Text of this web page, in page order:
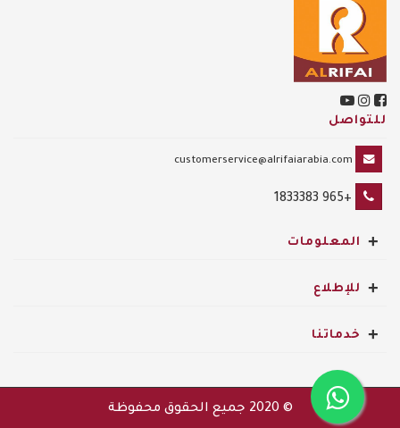
للتواصل
customerservice@alrifaiarabia.com
+965 1833383
المعلومات +
للإطلاع +
خدماتنا +
© 2020 جميع الحقوق محفوظة